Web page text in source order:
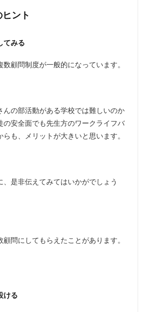
ント
てみる
顧問制度が一般的になっています。
んの部活動がある学校では難しいのか
の安全面でも先生方のワークライフバ
も、メリットが大きいと思います。
是非伝えてみてはいかがでしょう
問にしてもらえたことがあります。
ける